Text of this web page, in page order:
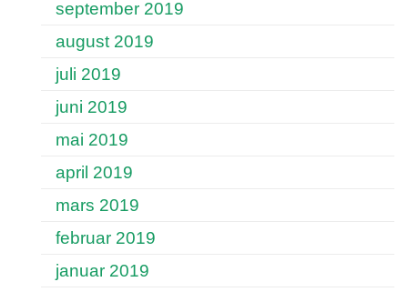
september 2019
august 2019
juli 2019
juni 2019
mai 2019
april 2019
mars 2019
februar 2019
januar 2019